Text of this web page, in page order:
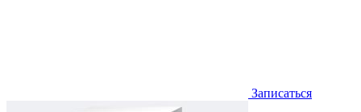
Записаться